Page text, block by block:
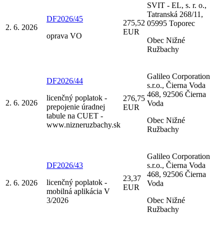
2. 6. 2026
DF2026/45
oprava VO
275,52
EUR
SVIT - EL, s. r. o.,
Tatranská 268/11,
05995 Toporec
Obec Nižné
Ružbachy
2. 6. 2026
DF2026/44
licenčný poplatok -
prepojenie úradnej
tabule na CUET -
www.nizneruzbachy.sk
276,75
EUR
Galileo Corporation
s.r.o., Čierna Voda
468, 92506 Čierna
Voda
Obec Nižné
Ružbachy
2. 6. 2026
DF2026/43
licenčný poplatok -
mobilná aplikácia V
3/2026
23,37
EUR
Galileo Corporation
s.r.o., Čierna Voda
468, 92506 Čierna
Voda
Obec Nižné
Ružbachy